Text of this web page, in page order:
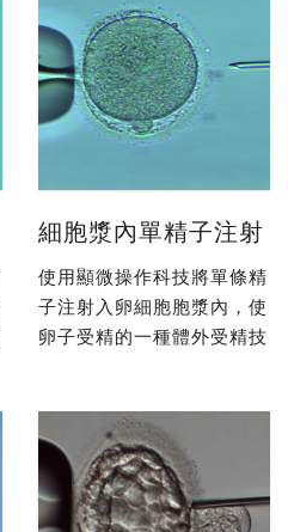
細胞漿內單精子注射
使用顯微操作科技將單條精
子注射入卵細胞胞漿內，使
卵子受精的一種體外受精技